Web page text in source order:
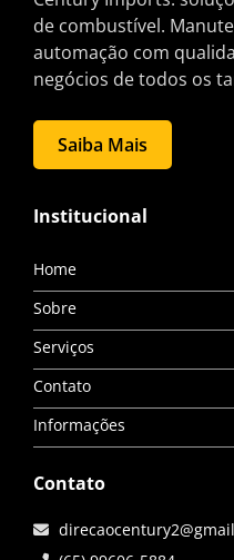
de combustível.
automação com
negócios de todos os
Saiba Mais
Institucional
Home
Sobre
Serviços
Contato
Informações
Contato